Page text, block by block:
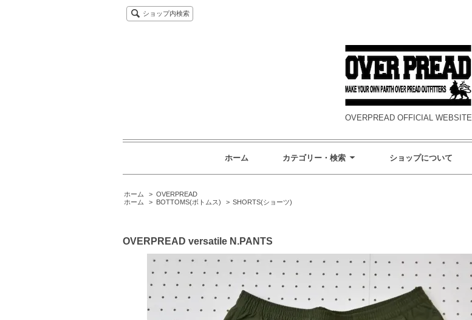
ショップ内検索
OVERPREAD OFFICIAL WEBSITE
ホーム カテゴリー・検索 ショップについて
ホーム > OVERPREAD
ホーム
> BOTTOMS(ボトムス) > SHORTS(ショーツ)
OVERPREAD versatile N.PANTS